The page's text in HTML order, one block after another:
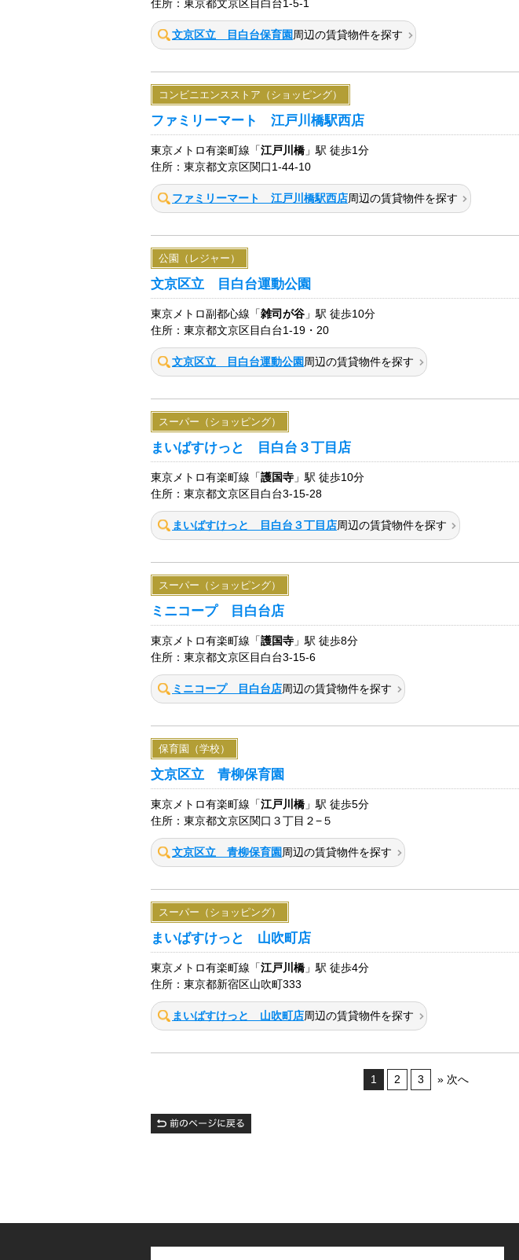
住所：東京都文京区目白台1-5-1
文京区立 目白台保育園 周辺の賃貸物件を探す
コンビニエンスストア（ショッピング）
ファミリーマート 江戸川橋駅西店
東京メトロ有楽町線「 江戸川橋 」駅 徒歩1分
住所：東京都文京区関口1-44-10
ファミリーマート 江戸川橋駅西店周辺の賃貸物件を探す
公園（レジャー）
文京区立 目白台運動公園
東京メトロ副都心線「 雑司が谷 」駅 徒歩10分
住所：東京都文京区目白台1-19・20
文京区立 目白台運動公園 周辺の賃貸物件を探す
スーパー（ショッピング）
まいばすけっと 目白台３丁目店
東京メトロ有楽町線「 護国寺 」駅 徒歩10分
住所：東京都文京区目白台3-15-28
まいばすけっと 目白台３丁目店周辺の賃貸物件を探す
スーパー（ショッピング）
ミニコープ 目白台店
東京メトロ有楽町線「 護国寺 」駅 徒歩8分
住所：東京都文京区目白台3-15-6
ミニコープ 目白台店周辺の賃貸物件を探す
保育園（学校）
文京区立 青柳保育園
東京メトロ有楽町線「 江戸川橋 」駅 徒歩5分
住所：東京都文京区関口３丁目２−５
文京区立 青柳保育園 周辺の賃貸物件を探す
スーパー（ショッピング）
まいばすけっと 山吹町店
東京メトロ有楽町線「 江戸川橋 」駅 徒歩4分
住所：東京都新宿区山吹町333
まいばすけっと 山吹町店周辺の賃貸物件を探す
1 2 3 » 次へ